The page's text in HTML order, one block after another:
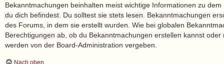
Bekanntmachungen beinhalten meist wichtige Informationen zu
du dich befindest. Du solltest sie stets lesen. Bekanntmachungen
des Forums, in dem sie erstellt wurden. Wie bei globalen
Berechtigungen ab, ob du Bekanntmachungen erstellen kannst
werden von der Board-Administration vergeben.